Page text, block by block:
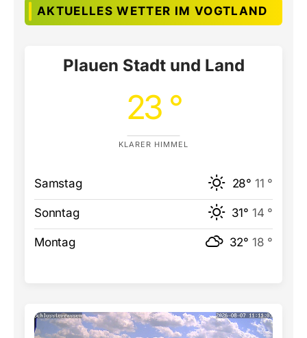
AKTUELLES WETTER IM VOGTLAND
Plauen Stadt und Land
23 °
KLARER HIMMEL
Samstag 28° 11 °
Sonntag 31° 14 °
Montag 32° 18 °